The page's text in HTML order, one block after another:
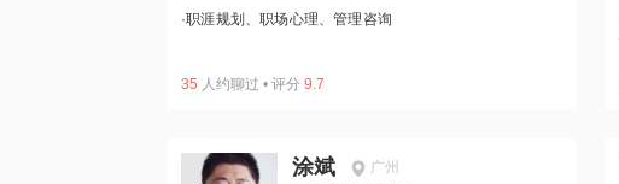
·职涯规划、职场心理、管理咨询
35 人约聊过 • 评分 9.7
涂斌
广州